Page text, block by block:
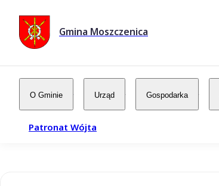
Gmina Moszczenica
O Gminie Urząd Gospodarka
Patronat Wójta